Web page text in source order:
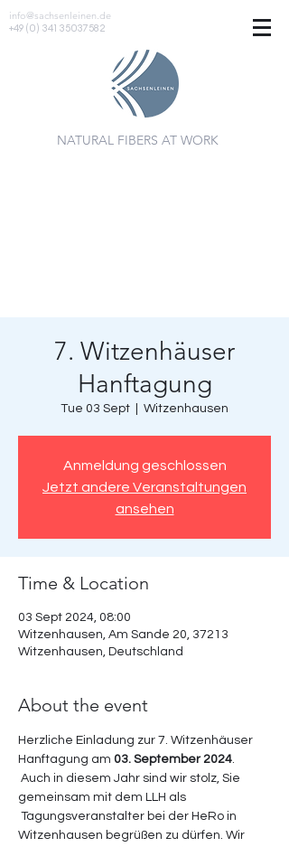
info@sachsenleinen.de
+49 (0) 341 35037582
NATURAL FIBERS AT WORK
7. Witzenhäuser
Hanftagung
Tue 03 Sept Witzenhausen
Anmeldung geschlossen
Jetzt andere Veranstaltungen
ansehen
Time & Location
03 Sept 2024, 08:00
Witzenhausen, Am Sande 20, 37213
Witzenhausen, Deutschland
About the event
Herzliche Einladung zur 7. Witzenhäuser
Hanftagung am 03. September 2024.
Auch in diesem Jahr sind wir stolz, Sie
gemeinsam mit dem LLH als
Tagungsveranstalter bei der HeRo in
Witzenhausen begrüßen zu dürfen. Wir